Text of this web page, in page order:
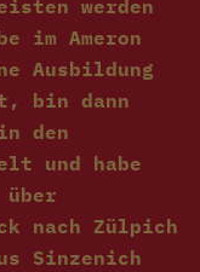
werden
im Ameron
Ausbildung
bin dann
den
und habe
nach Zülpich
Sinzenich